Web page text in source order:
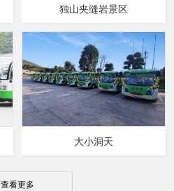
独山夹缝岩景区
大小洞天
查看更多